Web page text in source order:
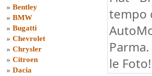
» Bentley
» BMW
» Bugatti
» Chevrolet
» Chrysler
» Citroen
» Dacia
tempo
le Foto!